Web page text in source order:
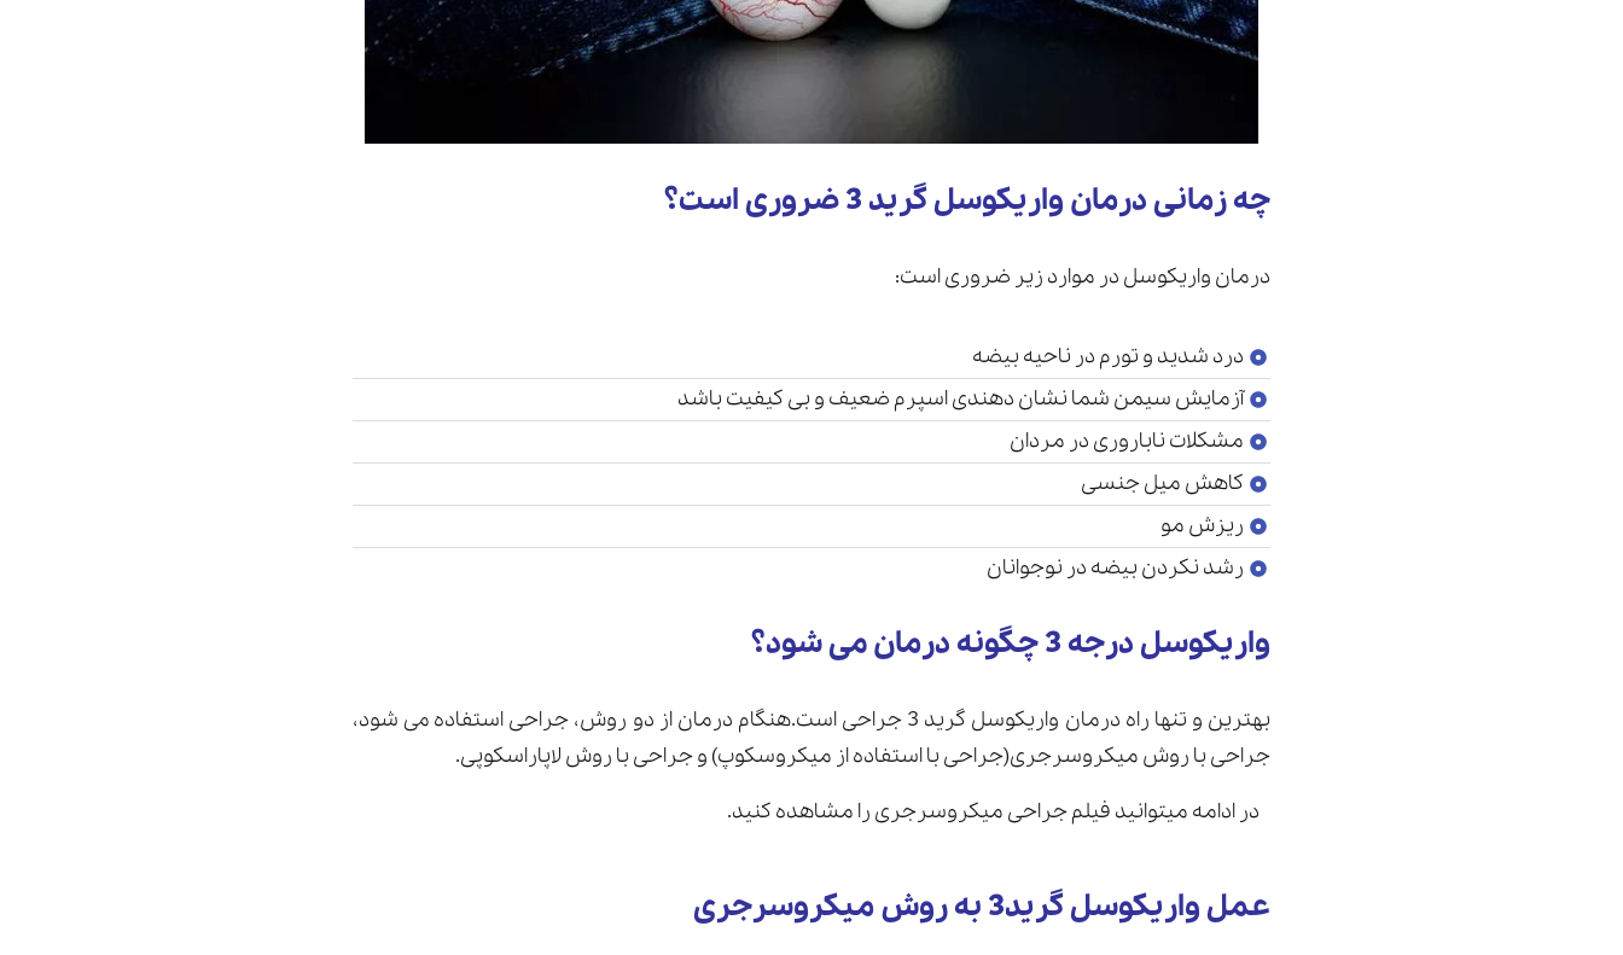
چه زمانی درمان واریکوسل گرید 3 ضروری است؟
درمان واریکوسل در موارد زیر ضروری است:
درد شدید و تورم در ناحیه بیضه
آزمایش سیمن شما نشان دهندی اسپرم ضعیف و بی کیفیت باشد
مشکلات ناباروری در مردان
کاهش میل جنسی
ریزش مو
رشد نکردن بیضه در نوجوانان
واریکوسل درجه 3 چگونه درمان می شود؟
بهترین و تنها راه درمان واریکوسل گرید 3 جراحی است.هنگام درمان از دو روش، جراحی استفاده می شود،
جراحی با روش میکروسرجری(جراحی با استفاده از میکروسکوپ) و جراحی با روش لاپاراسکوپی.
در ادامه میتوانید فیلم جراحی میکروسرجری را مشاهده کنید.
عمل واریکوسل گرید3 به روش میکروسرجری